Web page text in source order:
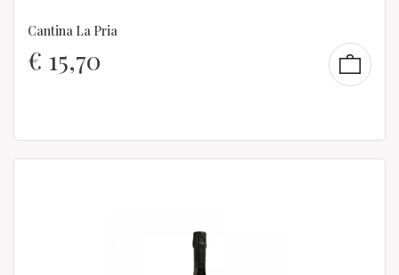
Cantina La Pria
€ 15,70